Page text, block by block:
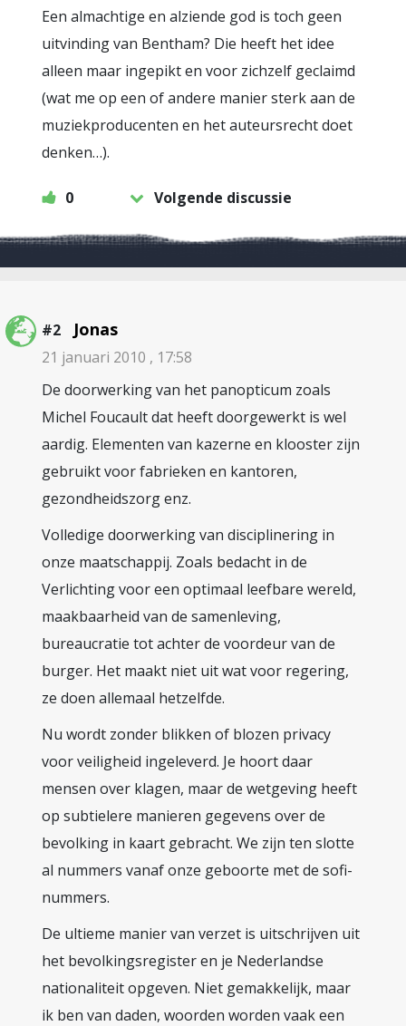
Een almachtige en alziende god is toch geen
uitvinding van Bentham? Die heeft het idee
alleen maar ingepikt en voor zichzelf geclaimd
(wat me op een of andere manier sterk aan de
muziekproducenten en het auteursrecht doet
denken…).
0 Volgende discussie
#2 Jonas
21 januari 2010 , 17:58
De doorwerking van het panopticum zoals
Michel Foucault dat heeft doorgewerkt is wel
aardig. Elementen van kazerne en klooster zijn
gebruikt voor fabrieken en kantoren,
gezondheidszorg enz.
Volledige doorwerking van disciplinering in
onze maatschappij. Zoals bedacht in de
Verlichting voor een optimaal leefbare wereld,
maakbaarheid van de samenleving,
bureaucratie tot achter de voordeur van de
burger. Het maakt niet uit wat voor regering,
ze doen allemaal hetzelfde.
Nu wordt zonder blikken of blozen privacy
voor veiligheid ingeleverd. Je hoort daar
mensen over klagen, maar de wetgeving heeft
op subtielere manieren gegevens over de
bevolking in kaart gebracht. We zijn ten slotte
al nummers vanaf onze geboorte met de sofi-
nummers.
De ultieme manier van verzet is uitschrijven uit
het bevolkingsregister en je Nederlandse
nationaliteit opgeven. Niet gemakkelijk, maar
ik ben van daden, woorden worden vaak een